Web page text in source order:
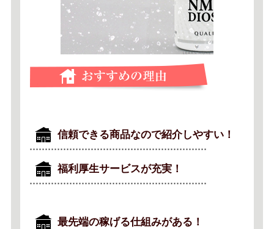
信頼できる商品なので紹介しやすい！
福利厚生サービスが充実！
最先端の稼げる仕組みがある！